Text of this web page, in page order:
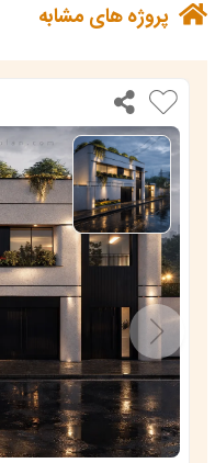
پروژه های مشابه